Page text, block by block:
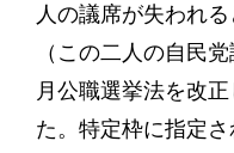
人の議席が失われ
（この二人の自民
月公職選挙法を改
た。特定枠に指定